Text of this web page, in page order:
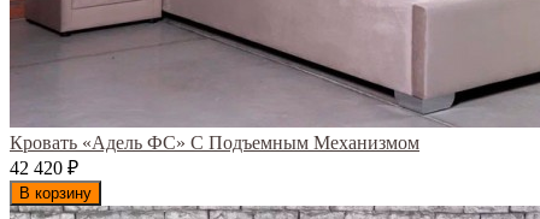
Кровать «Адель ФС» С Подъемным Механизмом
42 420 ₽
В корзину